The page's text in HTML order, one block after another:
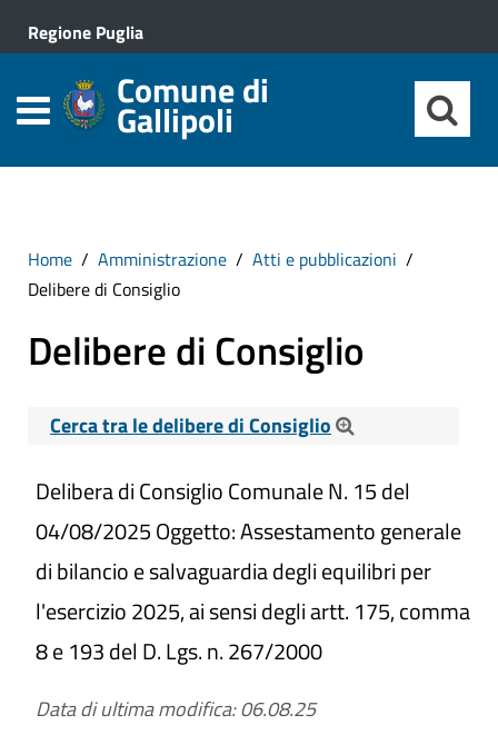
Regione Puglia
Comune di
Gallipoli
Home Amministrazione
Atti e pubblicazioni
Delibere di Consiglio
Delibere di Consiglio
Cerca tra le delibere di Consiglio
Cerca tra le Delibere di Consiglio
Numero
Delibera di Consiglio Comunale N. 15 del
04/08/2025 Oggetto: Assestamento generale
di bilancio e salvaguardia degli equilibri per
l'esercizio 2025, ai sensi degli artt. 175, comma
8 e 193 del D. Lgs. n. 267/2000
Data di ultima modifica: 06.08.25